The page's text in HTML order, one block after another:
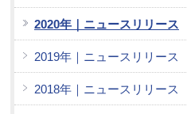
2020年｜ニュースリリース
2019年｜ニュースリリース
2018年｜ニュースリリース